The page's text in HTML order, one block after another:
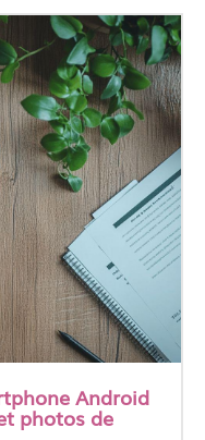
Android
photos de